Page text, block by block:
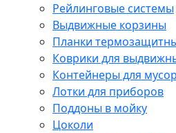
Рейлинговые системы
Выдвижные корзины
Планки
Коврики для
Контейнеры для
Лотки для приборов
Поддоны в мойку
Цоколи